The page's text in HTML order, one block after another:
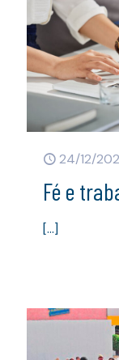
24/12/
Fé e
[…]